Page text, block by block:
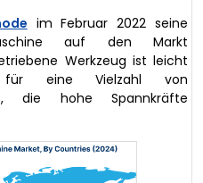
im Februar 2022 seine
auf den Markt
Werkzeug ist leicht
eine Vielzahl von
die hohe Spannkräfte